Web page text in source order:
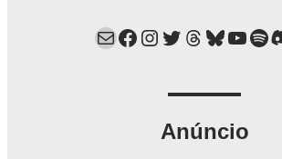
Mail Facebook Instagram Twitter Threads Bluesky YouTube Spotify Discord
Anúncio